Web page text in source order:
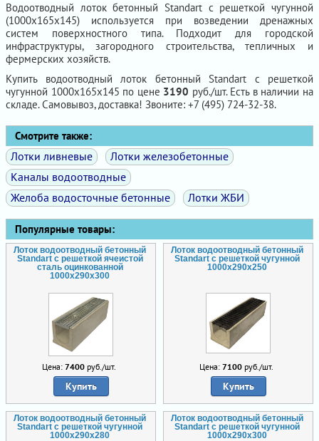
Водоотводный лоток бетонный Standart с решеткой чугунной
(1000x165x145) используется при возведении дренажных
систем поверхностного типа. Подходит для городской
инфраструктуры, загородного строительства, тепличных и
фермерских хозяйств.
Купить водоотводный лоток бетонный Standart с решеткой
чугунной 1000x165x145 по цене 3190 руб./шт. Есть в наличии на
складе. Самовывоз, доставка! Звоните: +7 (495) 724-32-38.
Смотрите также:
Лотки ливневые
Лотки железобетонные
Каналы водоотводные
Желоба водосточные бетонные
Лотки ЖБИ
Популярные товары:
Лоток водоотводный бетонный
Standart с решеткой ячеистой
сталь оцинкованной
1000x290x300
Цена: 7400 руб./шт.
Купить
Лоток водоотводный бетонный
Standart с решеткой чугунной
1000x290x250
Цена: 7100 руб./шт.
Купить
Лоток водоотводный бетонный
Standart с решеткой чугунной
1000x290x280
Лоток водоотводный бетонный
Standart с решеткой чугунной
1000x290x300